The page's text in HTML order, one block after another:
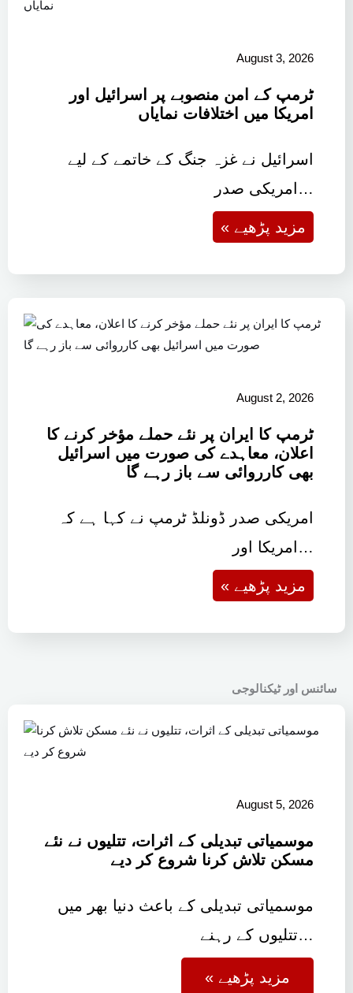
August 3, 2026
ٹرمپ کے امن منصوبے پر اسرائیل اور
امریکا میں اختلافات نمایاں
اسرائیل نے غزہ جنگ کے خاتمے کے لیے
امریکی صدر…
« مزید پڑھیے
August 2, 2026
ٹرمپ کا ایران پر نئے حملے مؤخر کرنے کا
اعلان، معاہدے کی صورت میں اسرائیل
بھی کارروائی سے باز رہے گا
امریکی صدر ڈونلڈ ٹرمپ نے کہا ہے کہ
امریکا اور…
« مزید پڑھیے
سائنس اور ٹیکنالوجی
August 5, 2026
موسمیاتی تبدیلی کے اثرات، تتلیوں نے نئے
مسکن تلاش کرنا شروع کر دیے
موسمیاتی تبدیلی کے باعث دنیا بھر میں
تتلیوں کے رہنے…
« مزید پڑھیے